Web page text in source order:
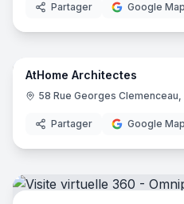
Partager Google
AtHome Architectes
58 Rue Georges
Partager Google